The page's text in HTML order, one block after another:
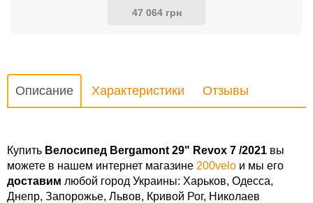
47 064 грн
Описание Характеристики Отзывы
Купить Велосипед Bergamont 29" Revox 7 /2021 вы
можете в нашем интернет магазине 200velo и мы его
доставим любой город Украины: Харьков, Одесса,
Днепр, Запорожье, Львов, Кривой Рог, Николаев